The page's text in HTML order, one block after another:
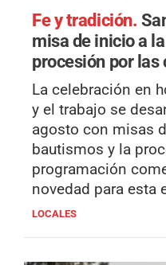
Fe y tradición.
misa de inicio a
procesión por las
La celebración en
y el trabajo se
agosto con misas
bautismos y la
programación
novedad para esta
LOCALES